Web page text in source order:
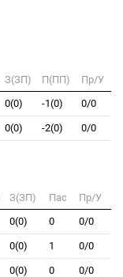
З(ЗП) П(ПП)
Пр/У
0(0) -1(0) 0/0
0(0) -2(0) 0/0
З(ЗП) Пас
Пр/У
0(0) 0 0/0
0(0) 1 0/0
0(0) 0 0/0